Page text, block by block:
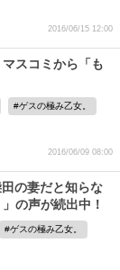
2016/06/15 12:00
スコミから「も
ゲスの極み乙女。
2016/06/09 08:00
の妻だと知らな
の声が続出中！
ゲスの極み乙女。